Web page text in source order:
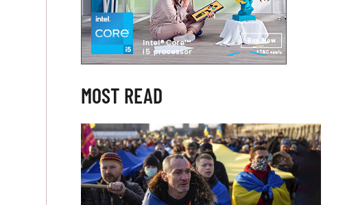
MOST READ